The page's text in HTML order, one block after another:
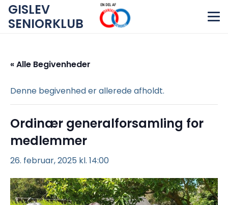
GISLEV
SENIORKLUB
« Alle Begivenheder
Denne begivenhed er allerede afholdt.
Ordinær generalforsamling for
medlemmer
26. februar, 2025 kl. 14:00